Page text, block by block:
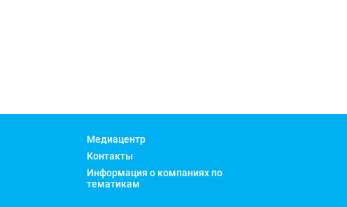
Медиацентр
Контакты
Информация о компаниях по
тематикам